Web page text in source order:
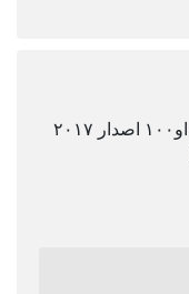
عايز مبلغ سوداني كبير شمالي الفئه ٥٠ او١٠٠ اصدار ٢٠١٧